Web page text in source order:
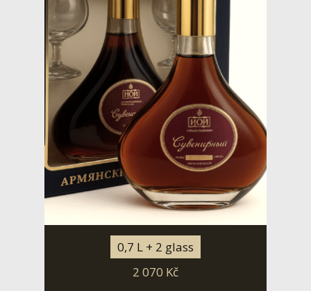
0,7 L + 2 glass
2 070 Kč